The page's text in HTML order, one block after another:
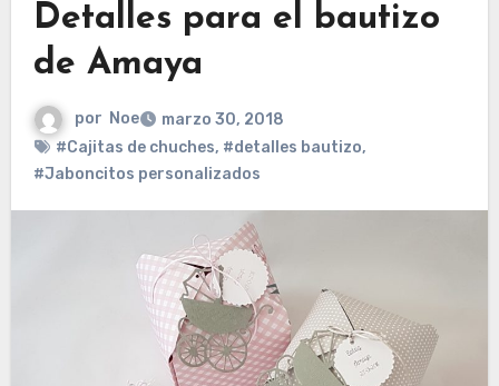
Detalles para el bautizo
de Amaya
por Noe
marzo 30, 2018
#Cajitas de chuches, #detalles bautizo,
#Jaboncitos personalizados